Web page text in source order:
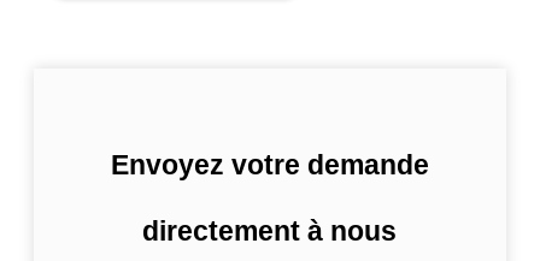
Envoyez votre demande
directement à nous